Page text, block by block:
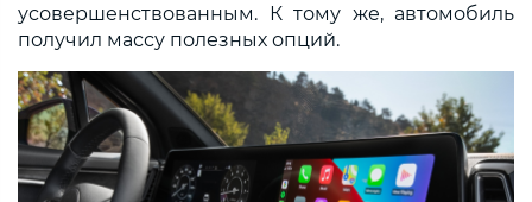
усовершенствованным. К тому же, автомобиль
получил массу полезных опций.